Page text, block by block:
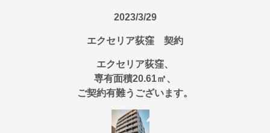
2023/3/29
エクセリア荻窪 契約
エクセリア荻窪、
専有面積20.61㎡、
ご契約有難うございます。